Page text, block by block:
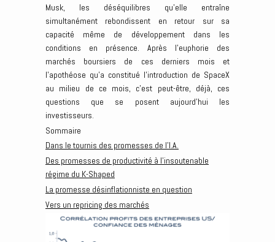
Musk, les déséquilibres qu’elle entraîne
simultanément rebondissent en retour sur sa
capacité même de développement dans les
conditions en présence. Après l’euphorie des
marchés boursiers de ces derniers mois et
l’apothéose qu’a constitué l’introduction de SpaceX
au milieu de ce mois, c’est peut-être, déjà, ces
questions que se posent aujourd’hui les
investisseurs.
Sommaire
Dans le tournis des promesses de l’I.A.
Des promesses de productivité à l’insoutenable
régime du K-Shaped
La promesse désinflationniste en question
Vers un repricing des marchés